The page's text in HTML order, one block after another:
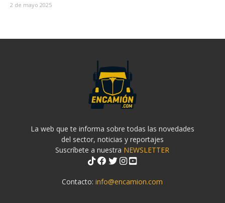
2 de mayo 2025
La web que te informa sobre todas las novedades
del sector, noticias y reportajes
Suscríbete a nuestra NEWSLETTER
Contacto:info@encamion.com